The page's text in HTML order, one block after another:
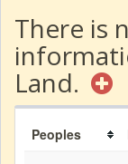
There is
Land.
Peoples